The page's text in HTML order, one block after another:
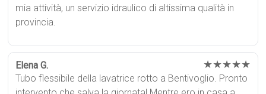
mia attività, un servizio idraulico di altissima qualità in
provincia.
Elena G. ★★★★★
Tubo flessibile della lavatrice rotto a Bentivoglio. Pronto